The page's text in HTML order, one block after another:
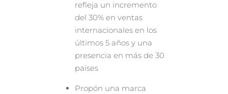
refleja un incremento
del 30% en ventas
internacionales en los
últimos 5 años y una
presencia en más de 30
países
Propón una marca